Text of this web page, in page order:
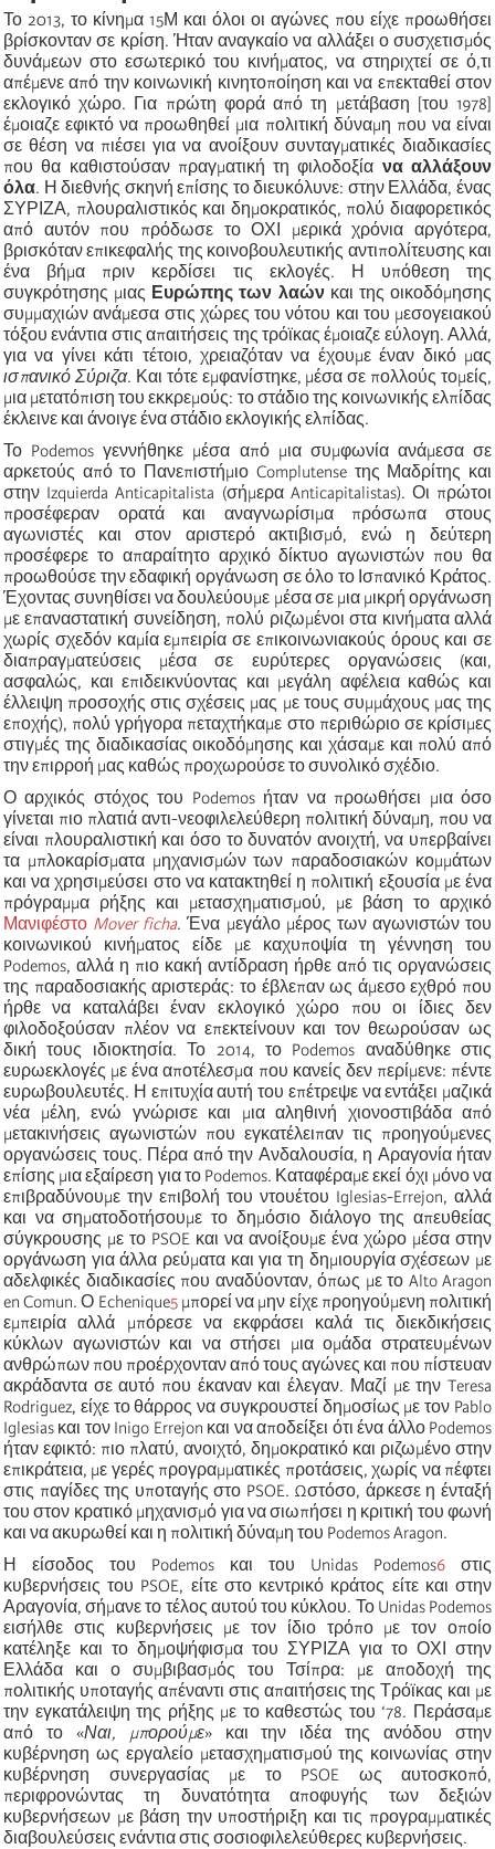
Το 2013, το κίνημα 15Μ και όλοι οι αγώνες που είχε προωθήσει
βρίσκονταν σε κρίση. Ήταν αναγκαίο να αλλάξει ο συσχετισμός
δυνάμεων στο εσωτερικό του κινήματος, να στηριχτεί σε ό,τι
απέμενε από την κοινωνική κινητοποίηση και να επεκταθεί στον
εκλογικό χώρο. Για πρώτη φορά από τη μετάβαση [του 1978]
έμοιαζε εφικτό να προωθηθεί μια πολιτική δύναμη που να είναι
σε θέση να πιέσει για να ανοίξουν συνταγματικές διαδικασίες
που θα καθιστούσαν πραγματική τη φιλοδοξία να αλλάξουν
όλα. Η διεθνής σκηνή επίσης το διευκόλυνε: στην Ελλάδα, ένας
ΣΥΡΙΖΑ, πλουραλιστικός και δημοκρατικός, πολύ διαφορετικός
από αυτόν που πρόδωσε το ΟΧΙ μερικά χρόνια αργότερα,
βρισκόταν επικεφαλής της κοινοβουλευτικής αντιπολίτευσης και
ένα βήμα πριν κερδίσει τις εκλογές. Η υπόθεση της
συγκρότησης μιας Ευρώπης των λαώνκαι της οικοδόμησης
συμμαχιών ανάμεσα στις χώρες του νότου και του μεσογειακού
τόξου ενάντια στις απαιτήσεις της τρόϊκας έμοιαζε εύλογη. Αλλά,
για να γίνει κάτι τέτοιο, χρειαζόταν να έχουμε έναν δικό μας
ισπανικό Σύριζα. Και τότε εμφανίστηκε, μέσα σε πολλούς τομείς,
μια μετατόπιση του εκκρεμούς: το στάδιο της κοινωνικής ελπίδας
έκλεινε και άνοιγε ένα στάδιο εκλογικής ελπίδας.
Το Podemos γεννήθηκε μέσα από μια συμφωνία ανάμεσα σε
αρκετούς από το Πανεπιστήμιο Complutense της Μαδρίτης και
στην Izquierda Anticapitalista (σήμερα Anticapitalistas). Οι πρώτοι
προσέφεραν ορατά και αναγνωρίσιμα πρόσωπα στους
αγωνιστές και στον αριστερό ακτιβισμό, ενώ η δεύτερη
προσέφερε το απαραίτητο αρχικό δίκτυο αγωνιστών που θα
προωθούσε την εδαφική οργάνωση σε όλο το Ισπανικό Κράτος.
Έχοντας συνηθίσει να δουλεύουμε μέσα σε μια μικρή οργάνωση
με επαναστατική συνείδηση, πολύ ριζωμένοι στα κινήματα αλλά
χωρίς σχεδόν καμία εμπειρία σε επικοινωνιακούς όρους και σε
διαπραγματεύσεις μέσα σε ευρύτερες οργανώσεις (και,
ασφαλώς, και επιδεικνύοντας και μεγάλη αφέλεια καθώς και
έλλειψη προσοχής στις σχέσεις μας με τους συμμάχους μας της
εποχής), πολύ γρήγορα πεταχτήκαμε στο περιθώριο σε κρίσιμες
στιγμές της διαδικασίας οικοδόμησης και χάσαμε και πολύ από
την επιρροή μας καθώς προχωρούσε το συνολικό σχέδιο.
Ο αρχικός στόχος του Podemos ήταν να προωθήσει μια όσο
γίνεται πιο πλατιά αντι-νεοφιλελεύθερη πολιτική δύναμη, που να
είναι πλουραλιστική και όσο το δυνατόν ανοιχτή, να υπερβαίνει
τα μπλοκαρίσματα μηχανισμών των παραδοσιακών κομμάτων
και να χρησιμεύσει στο να κατακτηθεί η πολιτική εξουσία με ένα
πρόγραμμα ρήξης και μετασχηματισμού, με βάση το αρχικό
Μανιφέστο Mover ficha. Ένα μεγάλο μέρος των αγωνιστών του
κοινωνικού κινήματος είδε με καχυποψία τη γέννηση του
Podemos, αλλά η πιο κακή αντίδραση ήρθε από τις οργανώσεις
της παραδοσιακής αριστεράς: το έβλεπαν ως άμεσο εχθρό που
ήρθε να καταλάβει έναν εκλογικό χώρο που οι ίδιες δεν
φιλοδοξούσαν πλέον να επεκτείνουν και τον θεωρούσαν ως
δική τους ιδιοκτησία. Το 2014, το Podemos αναδύθηκε στις
ευρωεκλογές με ένα αποτέλεσμα που κανείς δεν περίμενε: πέντε
ευρωβουλευτές. Η επιτυχία αυτή του επέτρεψε να εντάξει μαζικά
νέα μέλη, ενώ γνώρισε και μια αληθινή χιονοστιβάδα από
μετακινήσεις αγωνιστών που εγκατέλειπαν τις προηγούμενες
οργανώσεις τους. Πέρα από την Ανδαλουσία, η Αραγονία ήταν
επίσης μια εξαίρεση για το Podemos. Καταφέραμε εκεί όχι μόνο να
επιβραδύνουμε την επιβολή του ντουέτου Iglesias-Errejon, αλλά
και να σηματοδοτήσουμε το δημόσιο διάλογο της απευθείας
σύγκρουσης με το PSOE και να ανοίξουμε ένα χώρο μέσα στην
οργάνωση για άλλα ρεύματα και για τη δημιουργία σχέσεων με
αδελφικές διαδικασίες που αναδύονταν, όπως με το Alto Aragon
en Comun. Ο Echenique5μπορεί να μην είχε προηγούμενη πολιτική
εμπειρία αλλά μπόρεσε να εκφράσει καλά τις διεκδικήσεις
κύκλων αγωνιστών και να στήσει μια ομάδα στρατευμένων
ανθρώπων που προέρχονταν από τους αγώνες και που πίστευαν
ακράδαντα σε αυτό που έκαναν και έλεγαν. Μαζί με την Teresa
Rodriguez, είχε το θάρρος να συγκρουστεί δημοσίως με τον Pablo
Iglesias και τον Inigo Errejon και να αποδείξει ότι ένα άλλο Podemos
ήταν εφικτό: πιο πλατύ, ανοιχτό, δημοκρατικό και ριζωμένο στην
επικράτεια, με γερές προγραμματικές προτάσεις, χωρίς να πέφτει
στις παγίδες της υποταγής στο PSOE. Ωστόσο, άρκεσε η ένταξή
του στον κρατικό μηχανισμό για να σιωπήσει η κριτική του φωνή
και να ακυρωθεί και η πολιτική δύναμη του Podemos Aragon.
Η είσοδος του Podemos και του Unidas Podemos6
στις
κυβερνήσεις του PSOE, είτε στο κεντρικό κράτος είτε και στην
Αραγονία, σήμανε το τέλος αυτού του κύκλου. Το Unidas Podemos
εισήλθε στις κυβερνήσεις με τον ίδιο τρόπο με τον οποίο
κατέληξε και το δημοψήφισμα του ΣΥΡΙΖΑ για το ΟΧΙ στην
Ελλάδα και ο συμβιβασμός του Τσίπρα: με αποδοχή της
πολιτικής υποταγής απέναντι στις απαιτήσεις της Τρόϊκας και με
την εγκατάλειψη της ρήξης με το καθεστώς του ‘78. Περάσαμε
από το «Ναι, μπορούμε»και την ιδέα της ανόδου στην
κυβέρνηση ως εργαλείο μετασχηματισμού της κοινωνίας στην
κυβέρνηση συνεργασίας με το PSOE ως αυτοσκοπό,
περιφρονώντας τη δυνατότητα αποφυγής των δεξιών
κυβερνήσεων με βάση την υποστήριξη και τις προγραμματικές
διαβουλεύσεις ενάντια στις σοσιοφιλελεύθερες κυβερνήσεις.